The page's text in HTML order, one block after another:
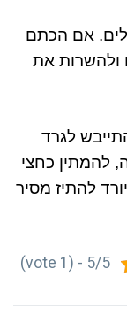
. אם הכתם
ולהשרות את
לגרד
, להמתין כחצי
להתיז מסיר
5/5 - (1 vote)